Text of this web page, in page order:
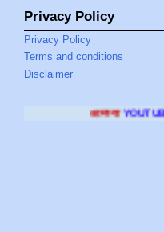
Privacy Policy
Privacy Policy
Terms and conditions
Disclaimer
YOUTUBE CHANNELला भेट